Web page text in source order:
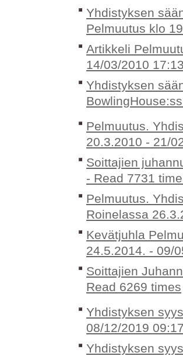
Yhdistyksen
Pelmuutus klo
Artikkeli
14/03/2010
Yhdistyksen
Pelmuutus.
20.3.2010 - 21/
Soittajien
- Read 7731
Pelmuutus.
Roinelassa
Kevätjuhla
24.5.2014. - 09/
Soittajien
Read 6269 times
Yhdistyksen
08/12/2019
Yhdistyksen